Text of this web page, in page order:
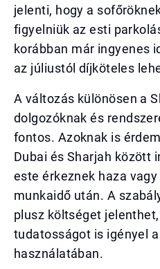
jelenti, hogy a
figyelniük az esti
korábban már ingyenes
az júliustól díjköteles
A változás különösen a
dolgozóknak és
fontos. Azoknak is
Dubai és Sharjah között
este érkeznek haza
munkaidő után. A
plusz költséget
tudatosságot is igényel
használatában.